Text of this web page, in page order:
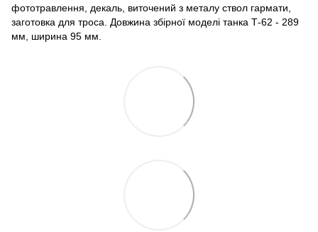
фототравлення, декаль, виточений з металу ствол гармати,
заготовка для троса. Довжина збірної моделі танка Т-62 - 289
мм, ширина 95 мм.